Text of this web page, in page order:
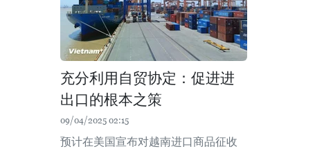
充分利用自贸协定：促进进
出口的根本之策
09/04/2025 02:15
预计在美国宣布对越南进口商品征收